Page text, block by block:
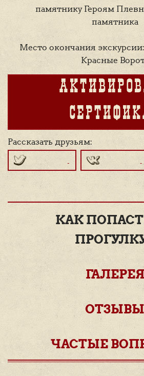
памятнику Героям
памятника
Место окончания
Красные
Рассказать друзьям:
КАК
ГАЛЕРЕЯ
ОТЗЫВЫ
ЧАСТЫЕ